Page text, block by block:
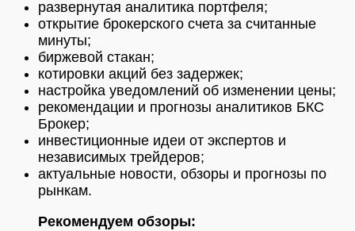
развернутая аналитика портфеля;
открытие брокерского счета за считанные
минуты;
биржевой стакан;
котировки акций без задержек;
настройка уведомлений об изменении цены;
рекомендации и прогнозы аналитиков БКС
Брокер;
инвестиционные идеи от экспертов и
независимых трейдеров;
актуальные новости, обзоры и прогнозы по
рынкам.
Рекомендуем обзоры: